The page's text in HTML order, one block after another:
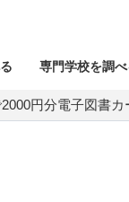
専門学校を調べ
円分電子図書